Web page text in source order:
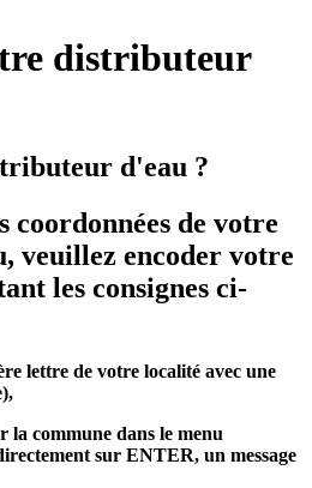
distributeur
d'eau ?
coordonnées de votre
veuillez encoder votre
les consignes ci-
lettre de votre localité avec une
la commune dans le menu
sur ENTER, un message